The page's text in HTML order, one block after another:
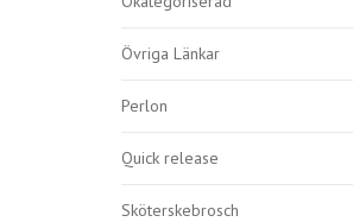
Övriga Länkar
Perlon
Quick release
Sköterskebrosch